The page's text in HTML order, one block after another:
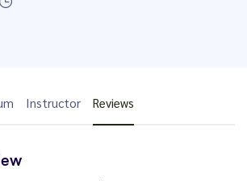
Instructor Reviews